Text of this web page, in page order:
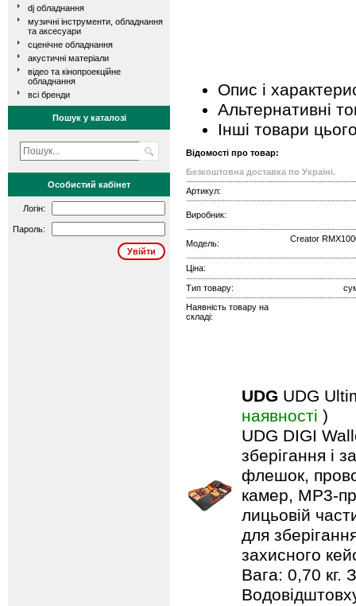
dj обладнання
музичні інструменти, обладнання
та аксесуари
сценічне обладнання
акустичні матеріали
відео та кінопроекційне
обладнання
всі бренди
Пошук у каталозі
Особистий кабінет
Логін:
Пароль:
Опис і
Альтернативні
Інші товари
Відомості про товар:
Безкоштовна доставка по Україні.
Артикул:
Виробник:
Модель: Creator
Ціна:
Тип товару:
Наявність товару на
складі:
UDG UDG
наявності )
UDG DIGI
зберігання і
флешок,
камер, MP3-
лицьовій
для
захисного
Вага: 0,70 кг.